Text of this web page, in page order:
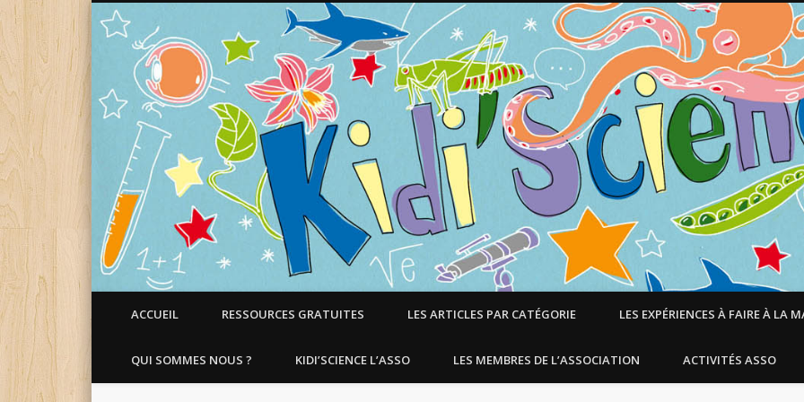
Faire aimer les Sciences aux Enfants !
ACCUEIL RESSOURCES GRATUITES LES ARTICLES PAR CATÉGORIE LES EXPÉRIENCES À FAIRE À LA
QUI SOMMES NOUS ? KIDI’SCIENCE L’ASSO LES MEMBRES DE L’ASSOCIATION ACTIVITÉS ASSO